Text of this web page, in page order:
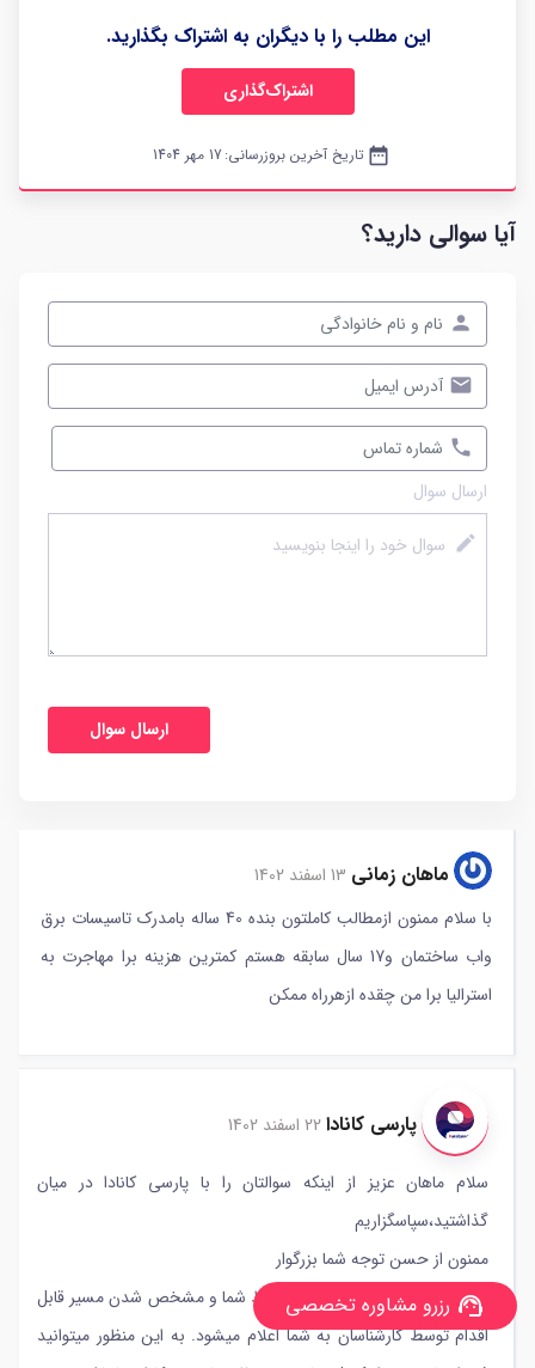
این مطلب را با دیگران به اشتراک بگذارید.
اشتراک‌گذاری
date_range تاریخ آخرین بروزرسانی: 17 مهر 1404
آیا سوالی دارید؟
ارسال سوال
ماهان زمانی 13 اسفند 1402
با سلام ممنون ازمطالب کاملتون بنده 40 ساله بامدرک تاسیسات برق
واب ساختمان و17 سال سابقه هستم کمترین هزینه برا مهاجرت به
استرالیا برا من چقده ازهرراه ممکن
پارسی کانادا22 اسفند 1402
سلام ماهان عزیز از اینکه سوالتان را با پارسی کانادا در میان
گذاشتید،سپاسگزاریم
ممنون از حسن توجه شما بزرگوار
هزینه ها پس از ارزیابی دقیق شرایط شما و مشخص شدن مسیر قابل
اقدام توسط کارشناسان به شما اعلام میشود. به این منظور میتوانید
support_agent رزرو مشاوره تخصصی